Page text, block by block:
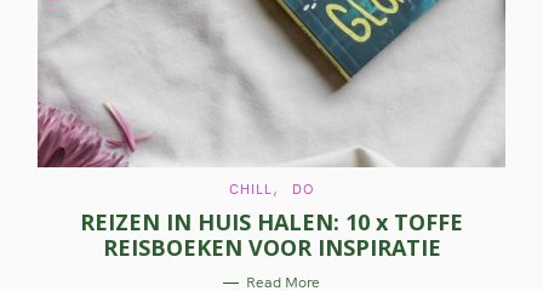
C
T
E
G
O
R
CHILL DO
REIZEN IN HUIS HALEN: 10 x TOFFE
REISBOEKEN VOOR INSPIRATIE
Read More